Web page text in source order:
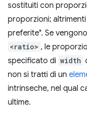
sostituiti con
proporzioni;
preferite". Se
<ratio> , le
specificato di width
non si tratti di un
intrinseche, nel qual
ultime.